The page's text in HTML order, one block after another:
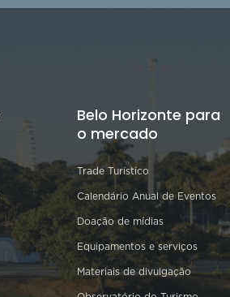
Belo Horizonte para
o mercado
Trade Turístico
Calendário Anual de Eventos
Doação de mídias
Equipamentos e serviços
Materiais de divulgação